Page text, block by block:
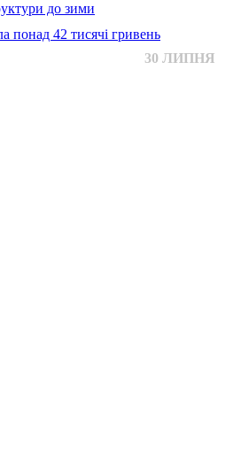
до зими
понад 42 тисячі гривень
30 ЛИПНЯ